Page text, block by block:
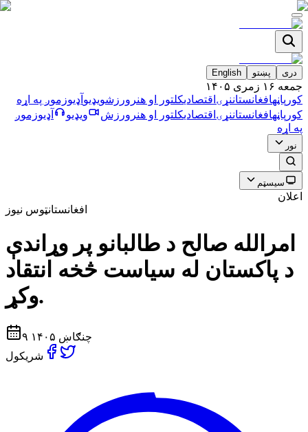
دری پښتو English
جمعه ۱۶ زمری ۱۴۰۵
کورپاڼهافغانستاننړۍ اقتصاديکلتور او هنر ورزشویډیو آډیوزموږ په اړه
کورپاڼهافغانستاننړۍ اقتصاديکلتور او هنر ورزش ویډیو آډیوزموږ
په اړه
نور
سیسټم
اعلان
افغانستانټوس نیوز
امرالله صالح د طالبانو پر وړاندې
د پاکستان له سیاست څخه انتقاد
وکړ.
۹ چنګاښ ۱۴۰۵
شریکول